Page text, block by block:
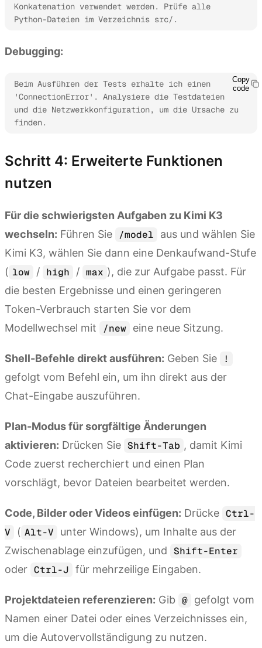
Konkatenation verwendet werden. Prüfe alle
Python-Dateien im Verzeichnis src/.
Debugging:
Beim Ausführen der Tests erhalte ich einen
'ConnectionError'. Analysiere die Testdateien
und die Netzwerkkonfiguration, um die Ursache zu
finden.
Copy
code
Schritt 4: Erweiterte Funktionen
nutzen
Für die schwierigsten Aufgaben zu Kimi K3
wechseln: Führen Sie /model
aus und wählen Sie
Kimi K3, wählen Sie dann eine Denkaufwand-Stufe
( low / high / max ), die zur Aufgabe passt. Für
die besten Ergebnisse und einen geringeren
Token-Verbrauch starten Sie vor dem
Modellwechsel mit
/new eine neue Sitzung.
Shell-Befehle direkt ausführen: Geben Sie
!
gefolgt vom Befehl ein, um ihn direkt aus der
Chat-Eingabe auszuführen.
Plan-Modus für sorgfältige Änderungen
aktivieren: Drücken Sie Shift-Tab , damit Kimi
Code zuerst recherchiert und einen Plan
vorschlägt, bevor Dateien bearbeitet werden.
Code, Bilder oder Videos einfügen: Drücke Ctrl-
V
( Alt-V
unter Windows), um Inhalte aus der
Zwischenablage einzufügen, und Shift-Enter
oder Ctrl-J für mehrzeilige Eingaben.
Projektdateien referenzieren: Gib @ gefolgt vom
Namen einer Datei oder eines Verzeichnisses ein,
um die Autovervollständigung zu nutzen.